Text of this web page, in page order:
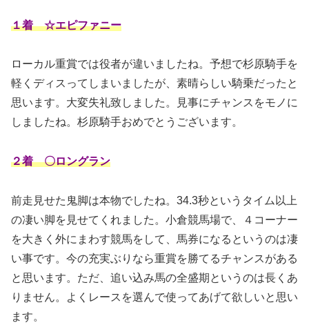
１着 ☆エピファニー
ローカル重賞では役者が違いましたね。予想で杉原騎手を
軽くディスってしまいましたが、素晴らしい騎乗だったと
思います。大変失礼致しました。見事にチャンスをモノに
しましたね。杉原騎手おめでとうございます。
２着 〇ロングラン
前走見せた鬼脚は本物でしたね。34.3秒というタイム以上
の凄い脚を見せてくれました。小倉競馬場で、４コーナー
を大きく外にまわす競馬をして、馬券になるというのは凄
い事です。今の充実ぶりなら重賞を勝てるチャンスがある
と思います。ただ、追い込み馬の全盛期というのは長くあ
りません。よくレースを選んで使ってあげて欲しいと思い
ます。